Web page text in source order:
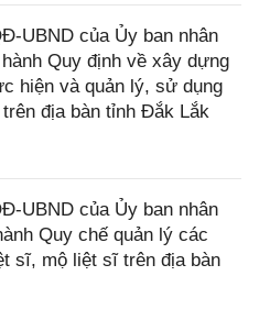
UBND của Ủy ban nhân
Quy định về xây dựng
hiện và quản lý, sử dụng
địa bàn tỉnh Đắk Lắk
UBND của Ủy ban nhân
Quy chế quản lý các
sĩ, mộ liệt sĩ trên địa bàn